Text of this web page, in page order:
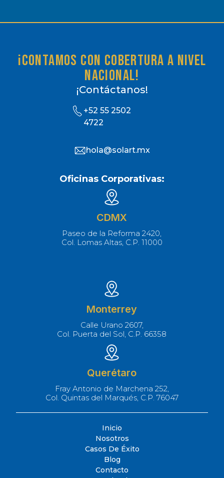
¡Contamos con cobertura a nivel
nacional!
¡Contáctanos!
+52 55 2502
4722
hola@solart.mx
Oficinas Corporativas:
CDMX
Paseo de la Reforma 2420,
Col. Lomas Altas, C.P. 11000
Monterrey
Calle Urano 2607,
Col. Puerta del Sol, C.P. 66358
Querétaro
Fray Antonio de Marchena 252,
Col. Quintas del Marqués, C.P. 76047
Inicio
Nosotros
Casos De Éxito
Blog
Contacto